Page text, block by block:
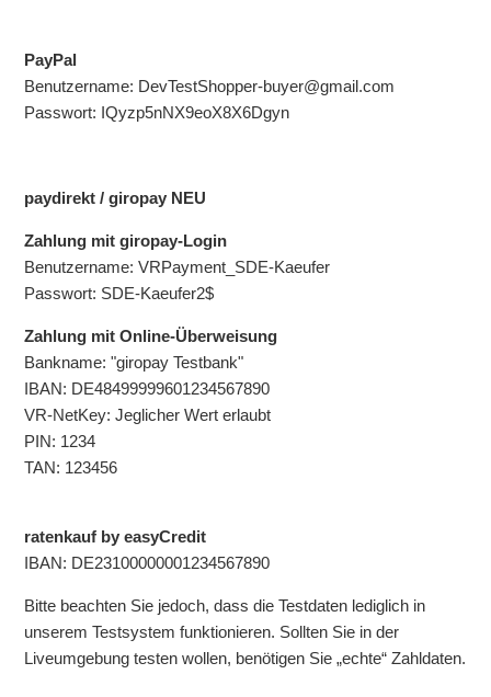
PayPal
Benutzername: DevTestShopper-buyer@gmail.com
Passwort: IQyzp5nNX9eoX8X6Dgyn
paydirekt / giropay NEU
Zahlung mit giropay-Login
Benutzername: VRPayment_SDE-Kaeufer
Passwort: SDE-Kaeufer2$
Zahlung mit Online-Überweisung
Bankname: "giropay Testbank"
IBAN: DE48499999601234567890
VR-NetKey: Jeglicher Wert erlaubt
PIN: 1234
TAN: 123456
ratenkauf by easyCredit
IBAN: DE23100000001234567890
Bitte beachten Sie jedoch, dass die Testdaten lediglich in
unserem Testsystem funktionieren. Sollten Sie in der
Liveumgebung testen wollen, benötigen Sie „echte“ Zahldaten.